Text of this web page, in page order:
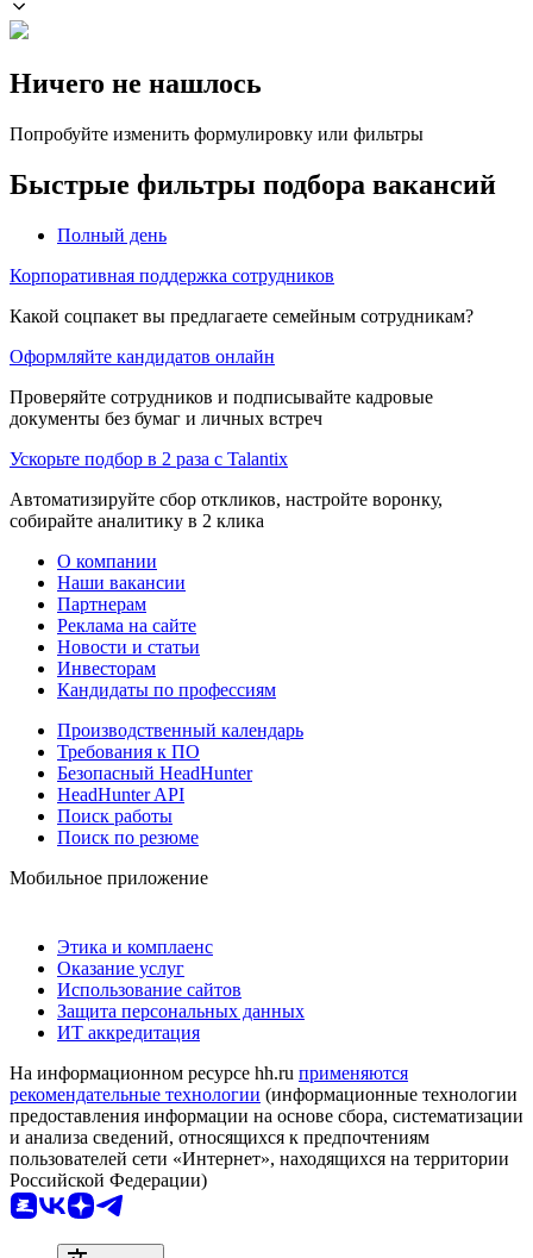
Ничего не нашлось
Попробуйте изменить формулировку или фильтры
Быстрые фильтры подбора вакансий
Полный день
Корпоративная поддержка сотрудников
Какой соцпакет вы предлагаете семейным сотрудникам?
Оформляйте кандидатов онлайн
Проверяйте сотрудников и подписывайте кадровые
документы без бумаг и личных встреч
Ускорьте подбор в 2 раза с Talantix
Автоматизируйте сбор откликов, настройте воронку,
собирайте аналитику в 2 клика
О компании
Наши вакансии
Партнерам
Реклама на сайте
Новости и статьи
Инвесторам
Кандидаты по профессиям
Производственный календарь
Требования к ПО
Безопасный HeadHunter
HeadHunter API
Поиск работы
Поиск по резюме
Мобильное приложение
Этика и комплаенс
Оказание услуг
Использование сайтов
Защита персональных данных
ИТ аккредитация
На информационном ресурсе hh.ru применяются
рекомендательные технологии (информационные технологии
предоставления информации на основе сбора, систематизации
и анализа сведений, относящихся к предпочтениям
пользователей сети «Интернет», находящихся на территории
Российской Федерации)